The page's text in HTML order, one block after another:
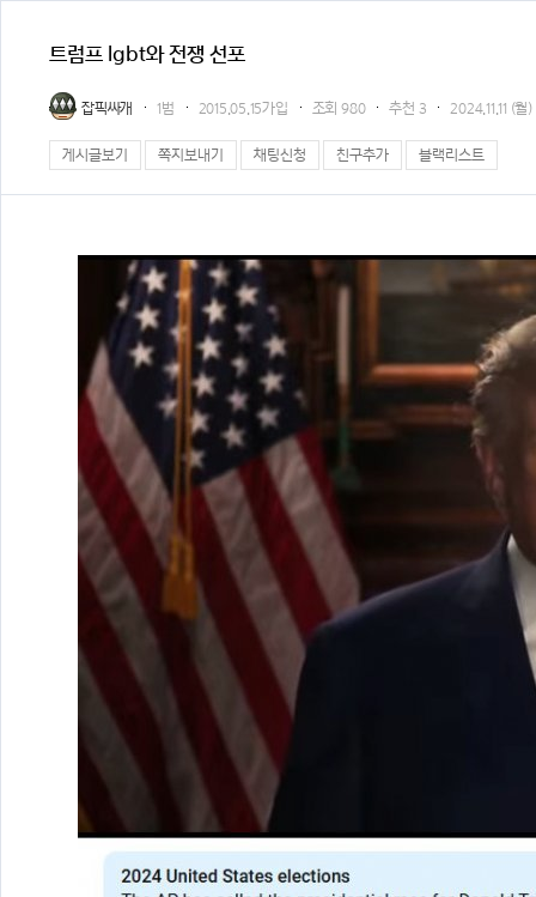
트럼프 lgbt와 전쟁 선포
잡픽싸개 1범 2015.05.15가입 조회 980 추천 3 2024.11.11 (월)
게시글보기 쪽지보내기 채팅신청 친구추가 블랙리스트